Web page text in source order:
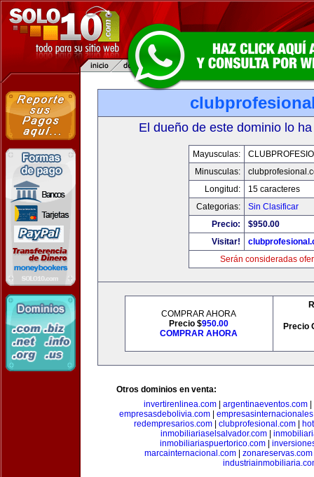
El dueño de este dominio lo
Mayusculas:
Minusculas:
Longitud:
15 caracteres
Categorias:
Sin Clasificar
Precio:
$950.00
Visitar!
Serán consideradas
COMPRAR AHORA
Precio $950.00
COMPRAR AHORA
Precio
Otros dominios en venta:
invertirenlinea.com| argentinaeventos.com|
empresasdebolivia.com|
redempresarios.com
clubprofesional.com
inmobiliariaselsalvador.com|
inmobiliariaspuertorico.com
marcainternacional.com| zonareservas.com